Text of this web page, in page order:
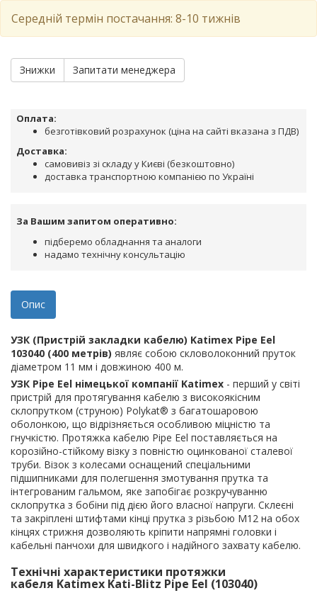
Середній термін постачання: 8-10 тижнів
Знижки Запитати менеджера
Оплата:
безготівковий розрахунок (ціна на сайті вказана з ПДВ)
Доставка:
самовивіз зі складу у Києві (безкоштовно)
доставка транспортною компанією по Україні
За Вашим запитом оперативно:
підберемо обладнання та аналоги
надамо технічну консультацію
Опис
УЗК (Пристрій закладки кабелю) Katimex Pipe Eel
103040 (400 метрів) являє собою скловолоконний пруток
діаметром 11 мм і довжиною 400 м.
УЗК Pipe Eel німецької компанії Katimex - перший у світі
пристрій для протягування кабелю з високоякісним
склопрутком (струною) Polykat® з багатошаровою
оболонкою, що відрізняється особливою міцністю та
гнучкістю. Протяжка кабелю Pipe Eel поставляється на
корозійно-стійкому візку з повністю оцинкованої сталевої
труби. Візок з колесами оснащений спеціальними
підшипниками для полегшення змотування прутка та
інтегрованим гальмом, яке запобігає розкручуванню
склопрутка з бобіни під дією його власної напруги. Склеєні
та закріплені штифтами кінці прутка з різьбою М12 на обох
кінцях стрижня дозволяють кріпити напрямні головки і
кабельні панчохи для швидкого і надійного захвату кабелю.
Технічні характеристики протяжки
кабеля Katimex Kati-Blitz Pipe Eel (103040)